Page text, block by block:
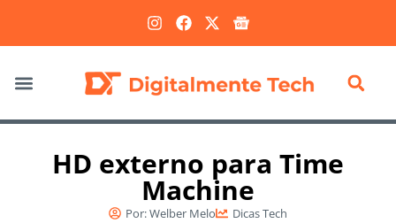
HD externo para Time
Machine
Por:Welber Melo Dicas Tech